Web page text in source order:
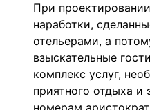
При
наработки,
отельерами, а
взыскательные
комплекс услуг,
приятного отдыха
номерам